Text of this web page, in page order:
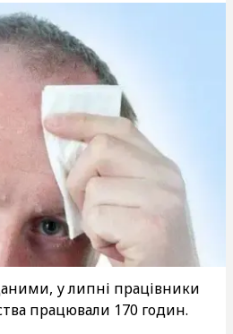
у липні працівники
працювали 170 годин.